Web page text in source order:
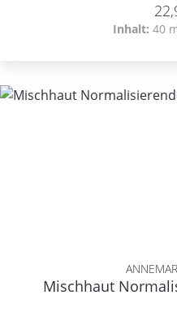
Inhalt: 40
Mischhaut